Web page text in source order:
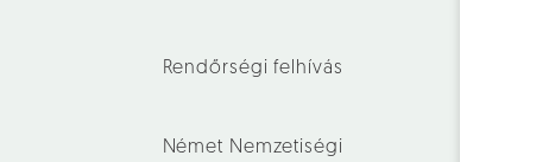
Rendőrségi felhívás
Német Nemzetiségi